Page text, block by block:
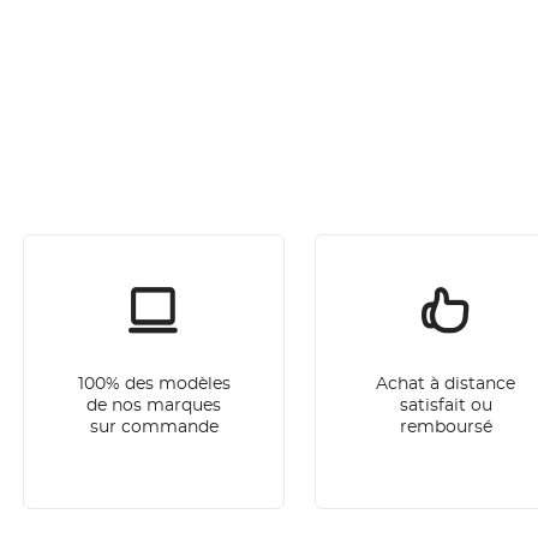
100% des modèles
de nos marques
sur commande
Achat à distance
satisfait ou
remboursé